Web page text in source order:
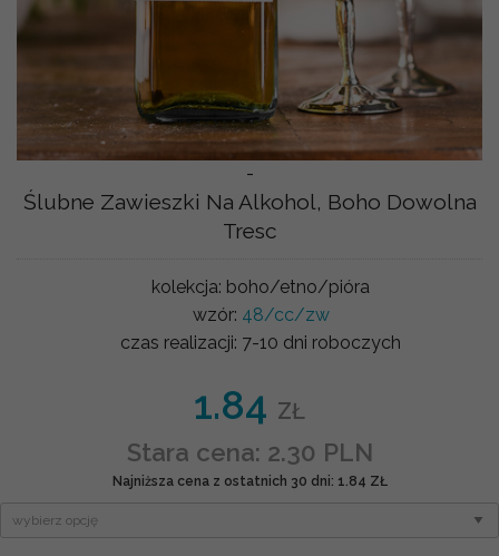
-
Ślubne Zawieszki Na Alkohol, Boho Dowolna
Tresc
kolekcja: boho/etno/pióra
wzór: 48/cc/zw
czas realizacji: 7-10 dni roboczych
1.84 ZŁ
Stara cena: 2.30 PLN
Najniższa cena z ostatnich 30 dni: 1.84 ZŁ